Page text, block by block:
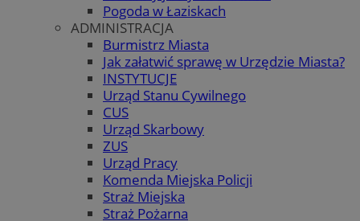
Pogoda w Łaziskach
ADMINISTRACJA
Burmistrz Miasta
Jak załatwić sprawę w Urzędzie Miasta?
INSTYTUCJE
Urząd Stanu Cywilnego
CUS
Urząd Skarbowy
ZUS
Urząd Pracy
Komenda Miejska Policji
Straż Miejska
Straż Pożarna